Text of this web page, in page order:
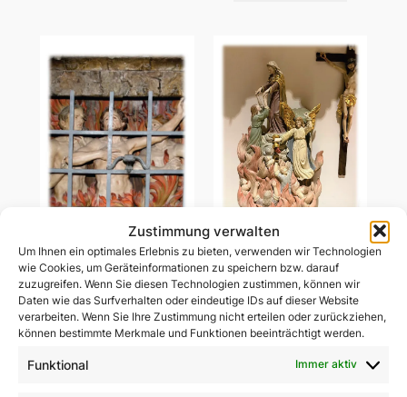
Zustimmung verwalten
Um Ihnen ein optimales Erlebnis zu bieten, verwenden wir Technologien
wie Cookies, um Geräteinformationen zu speichern bzw. darauf
zuzugreifen. Wenn Sie diesen Technologien zustimmen, können wir
Daten wie das Surfverhalten oder eindeutige IDs auf dieser Website
verarbeiten. Wenn Sie Ihre Zustimmung nicht erteilen oder zurückziehen,
können bestimmte Merkmale und Funktionen beeinträchtigt werden.
Funktional Immer aktiv
Ablass-Gebetsbildchen
(Motiv C: Dießen)
5,00€
Ablass-Gebetsbildchen
(Motiv D: Maria
Vesperbild)